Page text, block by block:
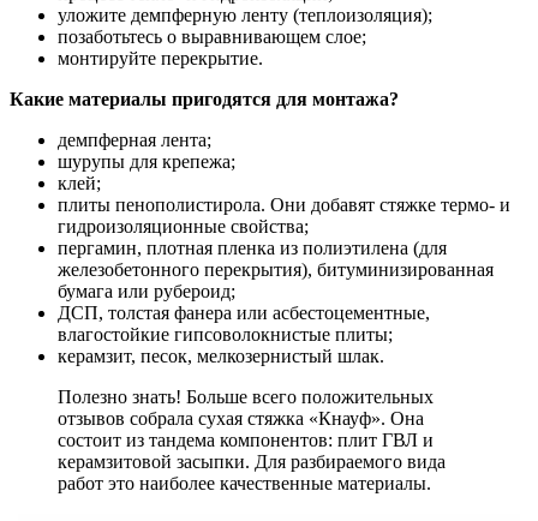
уложите демпферную ленту (теплоизоляция);
позаботьтесь о выравнивающем слое;
монтируйте перекрытие.
Какие материалы пригодятся для монтажа?
демпферная лента;
шурупы для крепежа;
клей;
плиты пенополистирола. Они добавят стяжке термо- и
гидроизоляционные свойства;
пергамин, плотная пленка из полиэтилена (для
железобетонного перекрытия), битуминизированная
бумага или рубероид;
ДСП, толстая фанера или асбестоцементные,
влагостойкие гипсоволокнистые плиты;
керамзит, песок, мелкозернистый шлак.
Полезно знать! Больше всего положительных
отзывов собрала сухая стяжка «Кнауф». Она
состоит из тандема компонентов: плит ГВЛ и
керамзитовой засыпки. Для разбираемого вида
работ это наиболее качественные материалы.